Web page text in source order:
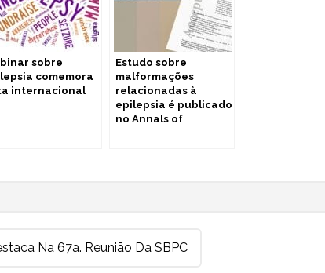
sobre
comemora
internacional
Estudo sobre
malformações
relacionadas à
epilepsia é publicado
no Annals of
Na 67a. Reunião Da SBPC